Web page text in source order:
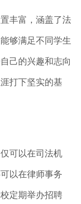
丰富，涵盖了法
够满足不同学生
己的兴趣和志向
打下坚实的基
可以在司法机
以在律师事务
定期举办招聘